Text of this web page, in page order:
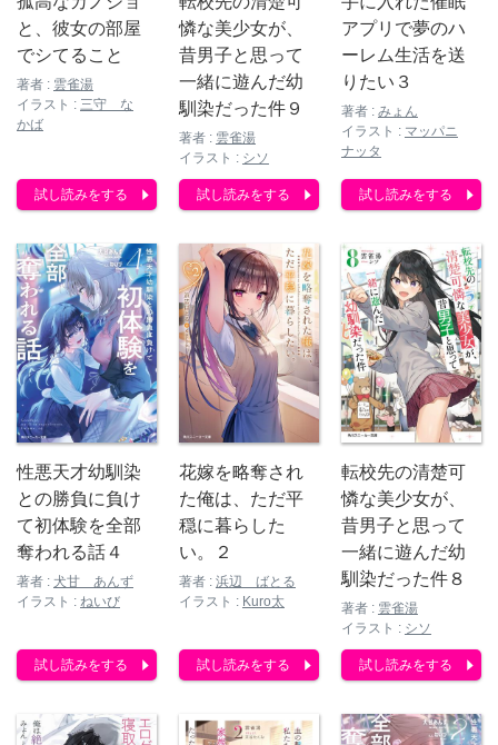
と、彼女の部屋
でシてること
著者 : 雲雀湯
イラスト : 三守 な
かば
試し読みをする
憐な美少女が、
昔男子と思って
一緒に遊んだ幼
馴染だった件９
著者 : 雲雀湯
イラスト : シソ
試し読みをする
アプリで夢のハ
ーレム生活を送
りたい３
著者 : みょん
イラスト : マッパニ
ナッタ
試し読みをする
性悪天才幼馴染
との勝負に負け
て初体験を全部
奪われる話４
著者 : 犬甘 あんず
イラスト : ねいび
試し読みをする
花嫁を略奪され
た俺は、ただ平
穏に暮らした
い。２
著者 : 浜辺 ばとる
イラスト : Kuro太
試し読みをする
転校先の清楚可
憐な美少女が、
昔男子と思って
一緒に遊んだ幼
馴染だった件８
著者 : 雲雀湯
イラスト : シソ
試し読みをする